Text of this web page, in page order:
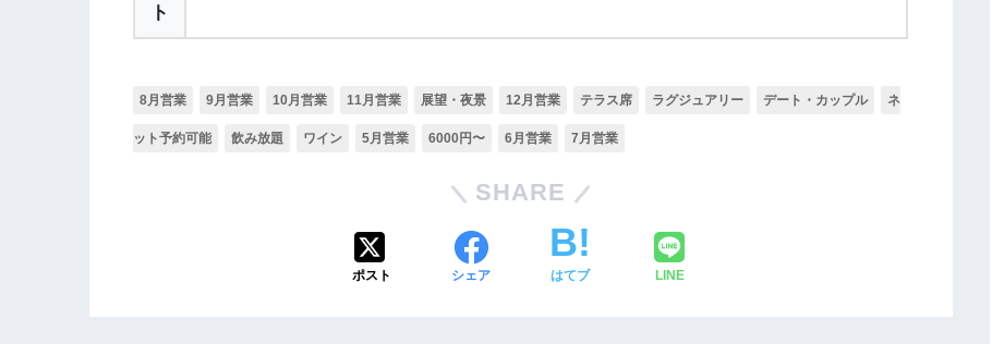
ト
8月営業 9月営業 10月営業 11月営業 展望・夜景 12月営業 テラス席 ラグジュアリー デート・カップル ネ
ット予約可能 飲み放題 ワイン 5月営業 6000円〜 6月営業 7月営業
SHARE
ポスト シェア はてブ LINE